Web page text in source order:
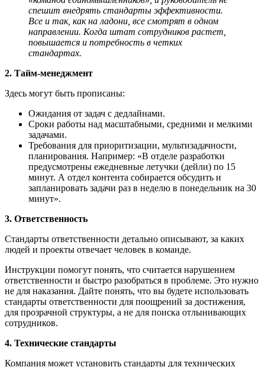
спешит внедрять стандарты эффективности.
Все и так, как на ладони, все смотрят в одном
направлении. Когда штат сотрудников растет,
повышается и потребность в четких
стандартах.
2. Тайм-менеджмент
Здесь могут быть прописаны:
Ожидания от задач с дедлайнами.
Сроки работы над масштабными, средними и мелкими
задачами.
Требования для приоритизации, мультизадачности,
планирования. Например: «В отделе разработки
предусмотрены ежедневные летучки (дейли) по 15
минут. А отдел контента собирается обсудить и
запланировать задачи раз в неделю в понедельник на 30
минут».
3. Ответственность
Стандарты ответственности детально описывают, за каких
людей и проекты отвечает человек в команде.
Инструкции помогут понять, что считается нарушением
ответственности и быстро разобраться в проблеме. Это нужно
не для наказания. Дайте понять, что вы будете использовать
стандарты ответственности для поощрений за достижения,
для прозрачной структуры, а не для поиска отлынивающих
сотрудников.
4. Технические стандарты
Компания может установить стандарты для технических